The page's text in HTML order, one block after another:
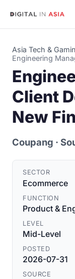
Asia Tech &
Engineering
Client
New
Coupang ·
SECTOR
Ecommerce
FUNCTION
Product &
LEVEL
Mid-Level
POSTED
2026-07-31
SOURCE